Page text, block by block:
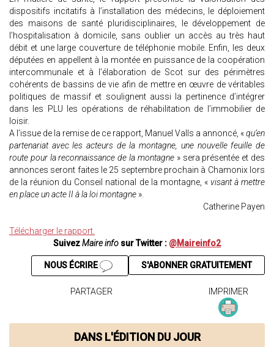
dispositifs incitatifs à l’installation des médecins, le déploiement
des maisons de santé pluridisciplinaires, le développement de
l’hospitalisation à domicile, sans oublier un accès au très haut
débit et une large couverture de téléphonie mobile. Enfin, les deux
députées en appellent à la montée en puissance de la coopération
intercommunale et à l’élaboration de Scot sur des périmètres
cohérents de bassins de vie afin de mettre en œuvre de véritables
politiques de massif et soulignent aussi la pertinence d’intégrer
dans les PLU les opérations de réhabilitation de l’immobilier de
loisir.
A l’issue de la remise de ce rapport, Manuel Valls a annoncé, «qu’en
partenariat avec les acteurs de la montagne, une nouvelle feuille de
route pour la reconnaissance de la montagne» sera présentée et des
annonces seront faites le 25 septembre prochain à Chamonix lors
de la réunion du Conseil national de la montagne, « visant à mettre
en place un acte II à la loi montagne ».
Catherine Payen
Télécharger le rapport.
SuivezMaire info sur Twitter : @Maireinfo2
S'ABONNER GRATUITEMENT
NOUS ÉCRIRE
PARTAGER IMPRIMER
DANS L'ÉDITION DU JOUR